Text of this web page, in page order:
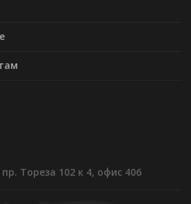
Тореза 102 к 4, офис 406